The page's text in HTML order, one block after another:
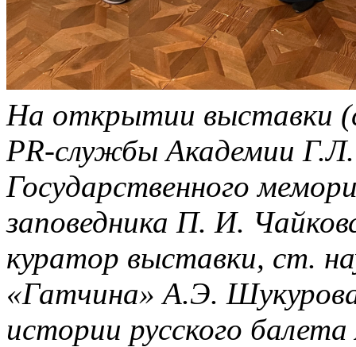
На открытии выставки
PR-службы Академии
Государственного
заповедника П. И.
куратор выставки, ст.
«Гатчина» А.Э.
истории русского